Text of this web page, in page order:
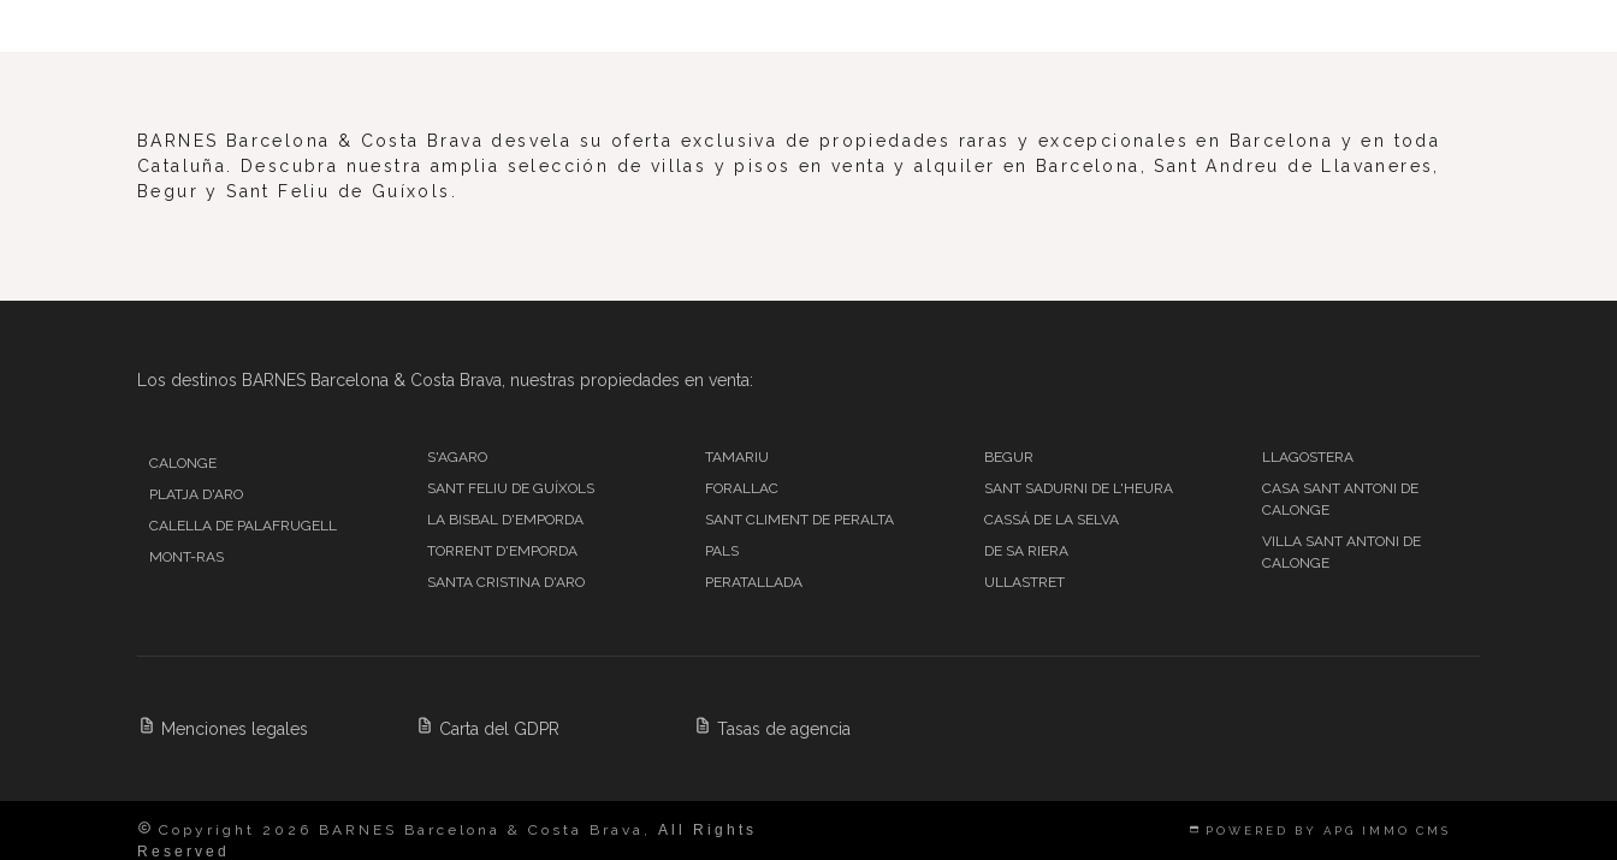
BARNES Barcelona & Costa Brava desvela su oferta exclusiva de propiedades raras y excepcionales en Barcelona y en toda
Cataluña. Descubra nuestra amplia selección de villas y pisos en venta y alquiler en Barcelona, Sant Andreu de Llavaneres,
Begur y Sant Feliu de Guíxols.
Los destinos BARNES Barcelona & Costa Brava, nuestras propiedades en venta:
CALONGE
PLATJA D'ARO
CALELLA DE PALAFRUGELL
MONT-RAS
S'AGARO
SANT FELIU DE GUÍXOLS
LA BISBAL D'EMPORDA
TORRENT D'EMPORDA
SANTA CRISTINA D'ARO
TAMARIU
FORALLAC
SANT CLIMENT DE PERALTA
PALS
PERATALLADA
BEGUR
SANT SADURNI DE L'HEURA
CASSÁ DE LA SELVA
DE SA RIERA
ULLASTRET
LLAGOSTERA
CASA SANT ANTONI DE
CALONGE
VILLA SANT ANTONI DE
CALONGE
Menciones legales Carta del GDPR Tasas de agencia
Copyright 2026 BARNES Barcelona & Costa Brava, All Rights
Reserved
POWERED BY APG IMMO CMS